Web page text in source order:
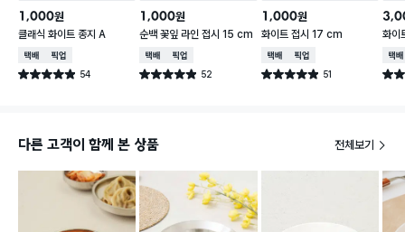
1,000원
클래식 화이트 종지 A
택배배송매장픽업
별점 4.9점 54
건 작성
1,000원
순백 꽃잎 라인 접시 15 cm
택배배송매장픽업
별점 4.9점 52
건 작성
1,000원
화이트 접시 17 cm
택배배송매장픽업
별점 4.9점 51
건 작성
화이
택배
별점
다른 고객이 함께 본 상품 전체보기